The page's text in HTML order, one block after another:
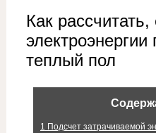
Как рассчитать,
электроэнергии
теплый пол
1 Подсчет затрачиваемой